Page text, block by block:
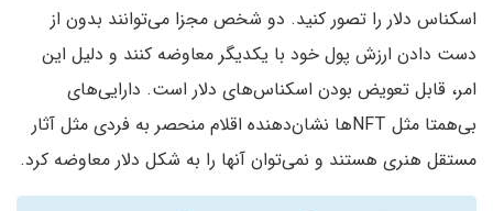
اسکناس دلار را تصور کنید. دو شخص مجزا می‌توانند بدون از
دست دادن ارزش پول خود با یکدیگر معاوضه کنند و دلیل این
امر، قابل تعویض بودن اسکناس‌های دلار است. دارایی‌های
بی‌همتا مثل NFT‌ها نشان‌دهنده اقلام منحصر به فردی مثل آثار
مستقل هنری هستند و نمی‌توان آنها را به شکل دلار معاوضه کرد.